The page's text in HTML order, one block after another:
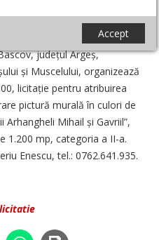
Accept
județul Argeș,
și Muscelului, organizează
licitație pentru atribuirea
pictură murală în culori de
Arhangheli Mihail și Gavriil”,
1.200 mp, categoria a II-a.
Enescu, tel.: 0762.641.935.
licitatie